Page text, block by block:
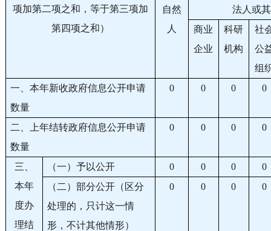
项加第二项之和，等于第三项加
第四项之和）
自然
人
法人或
商业
企业
科研
机构
社
公
组
一、本年新收政府信息公开申请
数量
0 0 0 0
二、上年结转政府信息公开申请
数量
0 0 0 0
三、
本年
度办
理结
（一）予以公开 0 0 0
0
（二）部分公开（区分
处理的，只计这一情
形，不计其他情形）
0 0 0 0